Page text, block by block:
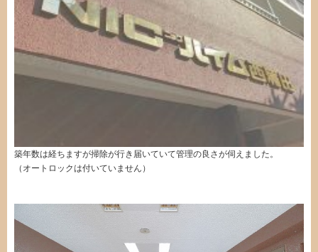
築年数は経ちますが掃除が行き届いていて管理の良さが伺えました。
（オートロックは付いていません）